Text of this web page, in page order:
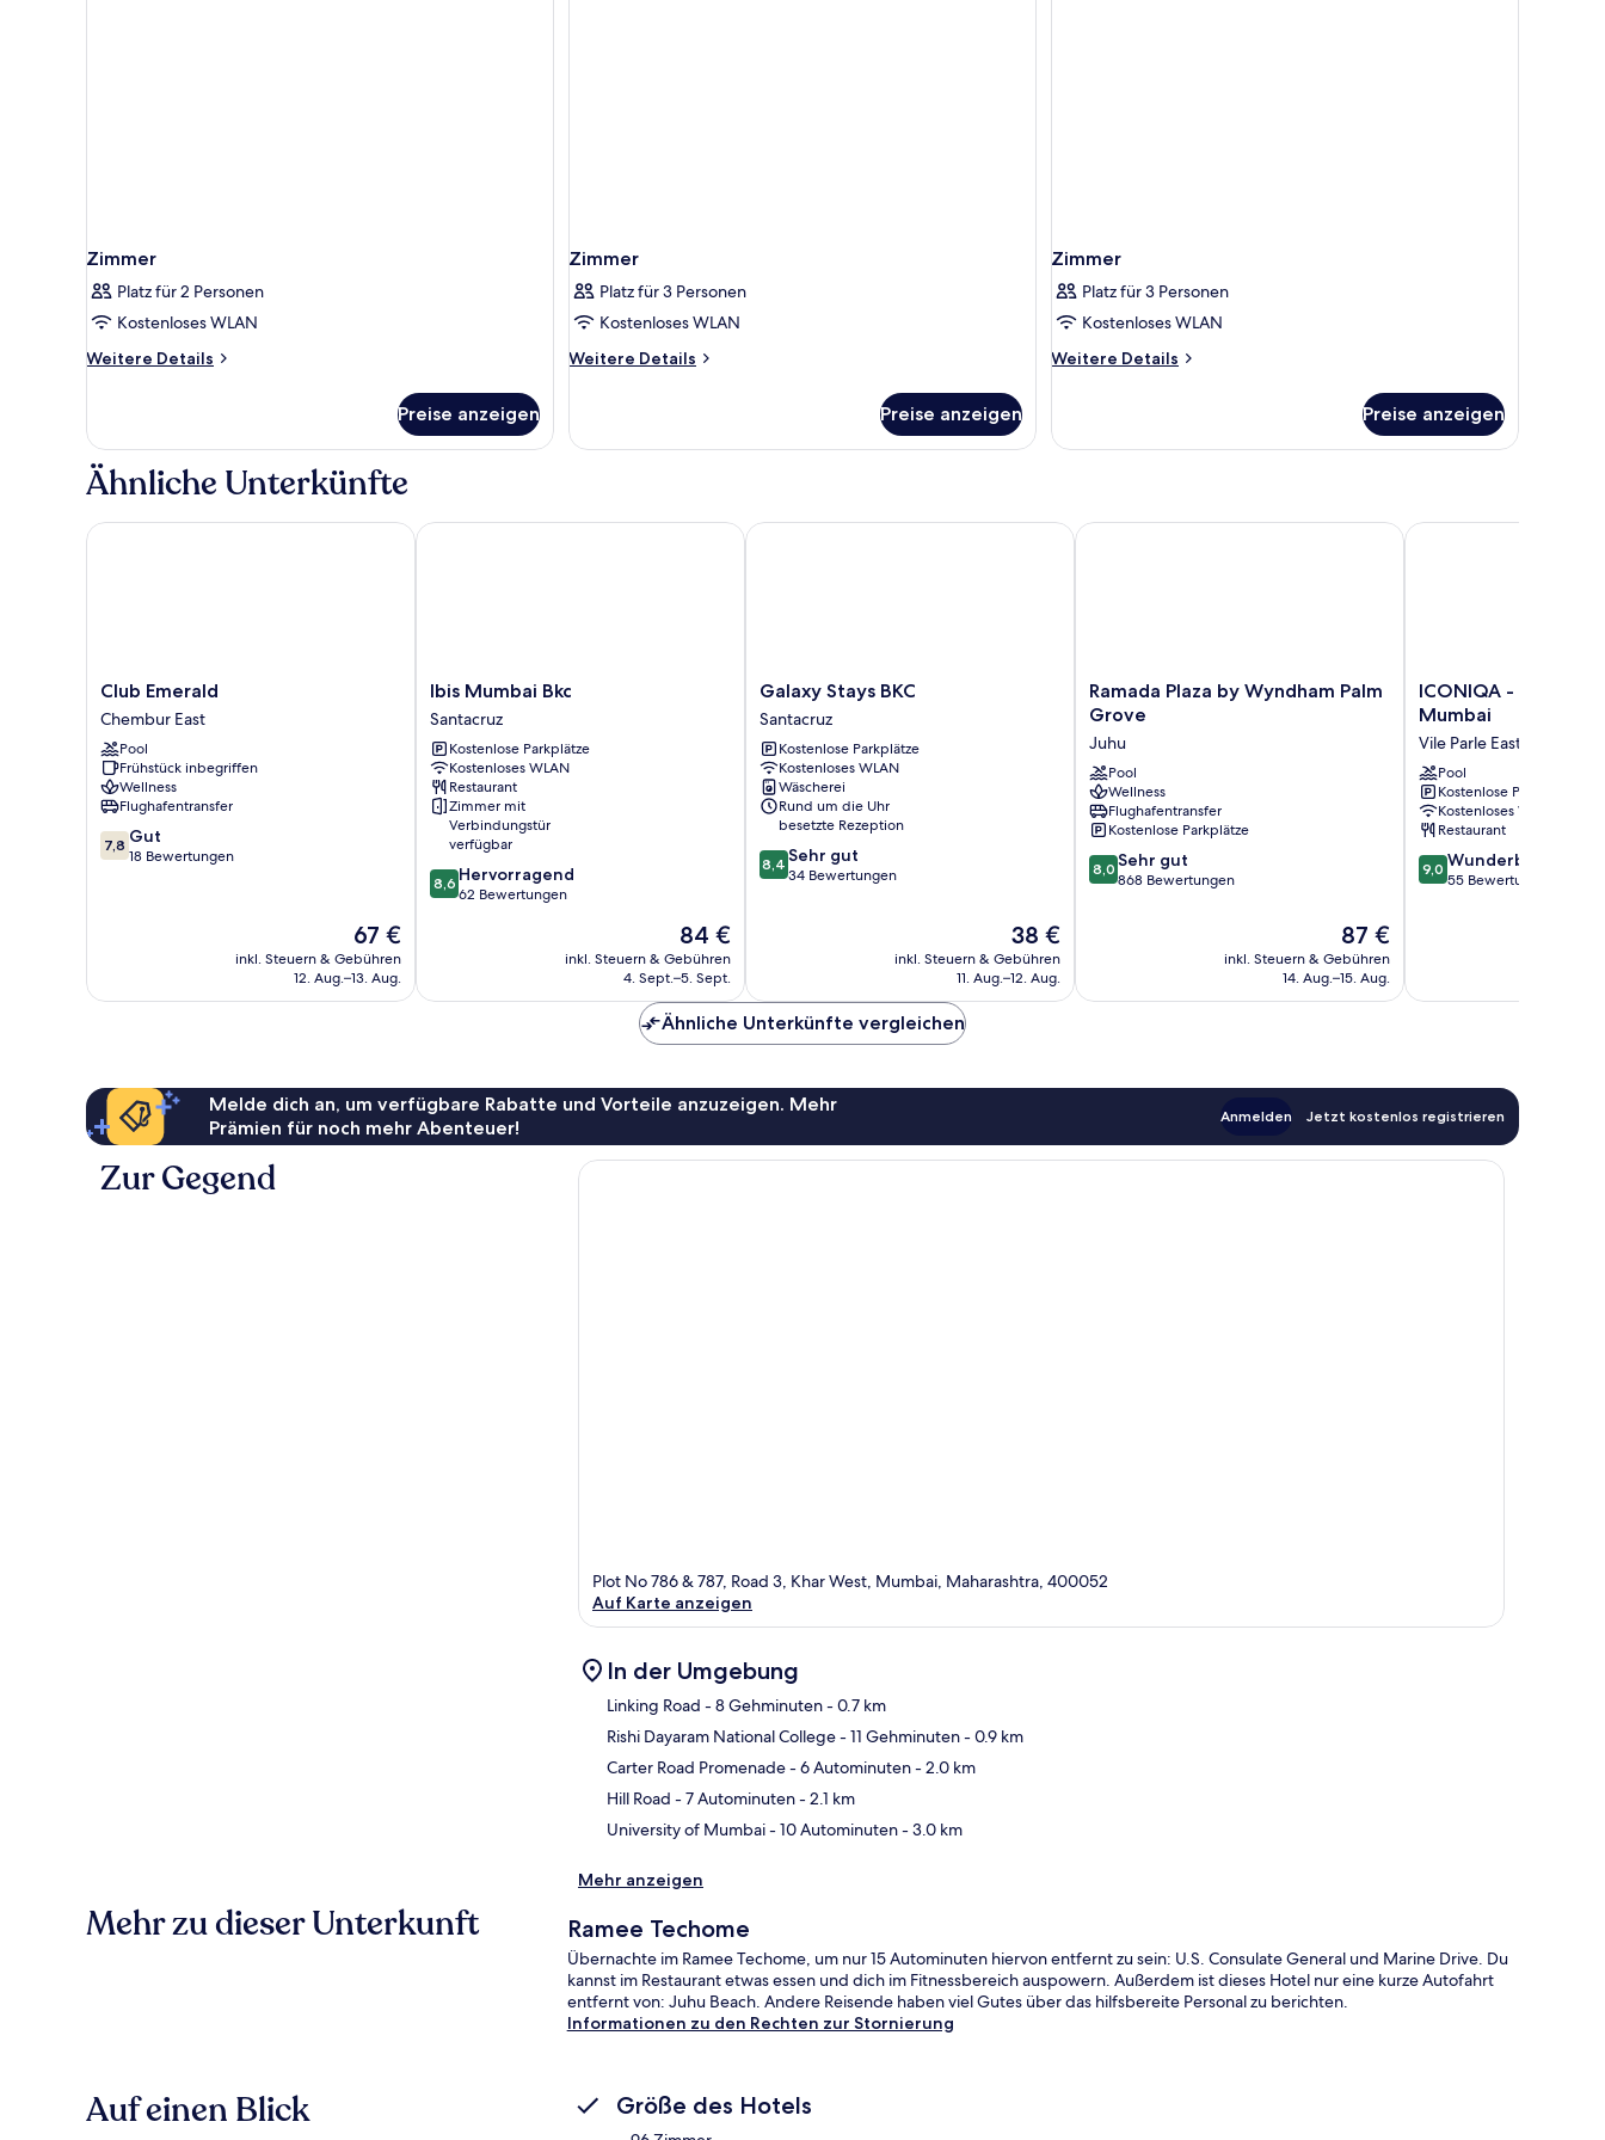
Zimmer
Platz für 2 Personen
Kostenloses WLAN
Weitere Details
Weitere
Preise anzeigen
Zimmer
Platz für 3 Personen
Kostenloses WLAN
Weitere Details
Weitere
Preise anzeigen
Zimmer
Platz für 3 Personen
Kostenloses WLAN
Weitere Details
Weitere
Preise anzeigen
Ähnliche Unterkünfte
Club
Emerald
Chembur
East
Club Emerald
Chembur East
Pool
Frühstück inbegriffen
Wellness
Flughafentransfer
7.8
von
7,8 Gut
18 Bewertungen
Der
Preis
beträgt
67 €
inkl. Steuern & Gebühren
12. Aug.–13. Aug.
Club Emerald
Ibis
Mumbai
Bkc
Santacruz
Ibis Mumbai Bkc
Santacruz
Kostenlose Parkplätze
Kostenloses WLAN
Restaurant
Zimmer mit
Verbindungstür
verfügbar
8.6
von
8,6 Hervorragend
62 Bewertungen
Der
Preis
beträgt
84 €
inkl. Steuern & Gebühren
4. Sept.–5. Sept.
Ibis Mumbai Bkc
Galaxy
Stays
BKC
Santacruz
Galaxy Stays BKC
Santacruz
Kostenlose Parkplätze
Kostenloses WLAN
Wäscherei
Rund um die Uhr
besetzte Rezeption
8.4
von
8,4 Sehr gut
34 Bewertungen
Der
Preis
beträgt
38 €
inkl. Steuern & Gebühren
11. Aug.–12. Aug.
Galaxy Stays BKC
Ramada
Plaza
Wyndham
Palm
Grove
Juhu
Ramada Plaza by Wyndham Palm
Grove
Juhu
Pool
Wellness
Flughafentransfer
Kostenlose Parkplätze
8.0
von
8,0 Sehr gut
868 Bewertungen
Der
Preis
beträgt
87 €
inkl. Steuern & Gebühren
14. Aug.–15. Aug.
Ramada Plaza by Wyndham Palm Grove
ICONIQA
-
Lifestyle
Hotel
of
Mumbai
Vile
Parle
East
ICONIQA - The
Mumbai
Vile Parle East
Pool
Kostenlose Parkplätze
Kostenloses WLAN
Restaurant
9.0
von
9,0 Wunderbar
55 Bewertungen
ICONIQA - The
Ähnliche Unterkünfte vergleichen
Melde dich an, um verfügbare Rabatte und Vorteile anzuzeigen. Mehr
Prämien für noch mehr Abenteuer!
Anmelden Jetzt kostenlos registrieren
Zur Gegend
Plot No 786 & 787, Road 3, Khar West, Mumbai, Maharashtra, 400052
Auf Karte anzeigen
In der Umgebung
Linking Road - 8 Gehminuten- 0.7 km
Rishi Dayaram National College- 11 Gehminuten- 0.9 km
Carter Road Promenade- 6 Autominuten- 2.0 km
Hill Road - 7 Autominuten- 2.1 km
University of Mumbai- 10 Autominuten- 3.0 km
Mehr anzeigen
Mehr zu dieser Unterkunft Ramee Techome
Übernachte im Ramee Techome, um nur 15 Autominuten hiervon entfernt zu sein: U.S. Consulate General und Marine Drive. Du
kannst im Restaurant etwas essen und dich im Fitnessbereich auspowern. Außerdem ist dieses Hotel nur eine kurze Autofahrt
entfernt von: Juhu Beach. Andere Reisende haben viel Gutes über das hilfsbereite Personal zu berichten.
Informationen zu den Rechten zur Stornierung
Auf einen Blick Größe des Hotels